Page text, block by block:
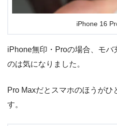
iPhone 16
iPhone無印・Proの場合、モバ
のは気になりました。
Pro Maxだとスマホのほうが
す。